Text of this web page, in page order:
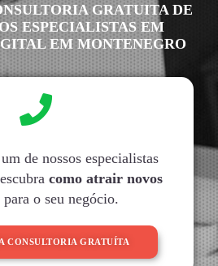
GRATUITA DE
ESPECIALISTAS EM
EM MONTENEGRO
de nossos especialistas
como atrair novos
para o seu negócio.
CONSULTORIA GRATUÍTA